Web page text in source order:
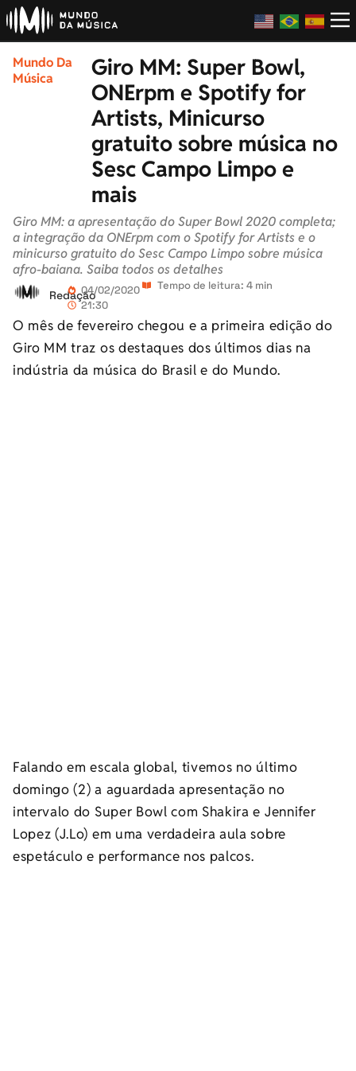
Mundo Da
Música
Giro MM: Super Bowl,
ONErpm e Spotify for
Artists, Minicurso
gratuito sobre música no
Sesc Campo Limpo e
mais
Giro MM: a apresentação do Super Bowl 2020 completa;
a integração da ONErpm com o Spotify for Artists e o
minicurso gratuito do Sesc Campo Limpo sobre música
afro-baiana. Saiba todos os detalhes
Redação04/02/2020
21:30
Tempo de leitura: 4 min
O mês de fevereiro chegou e a primeira edição do
Giro MM traz os destaques dos últimos dias na
indústria da música do Brasil e do Mundo.
Falando em escala global, tivemos no último
domingo (2) a aguardada apresentação no
intervalo do Super Bowl com Shakira e Jennifer
Lopez (J.Lo) em uma verdadeira aula sobre
espetáculo e performance nos palcos.